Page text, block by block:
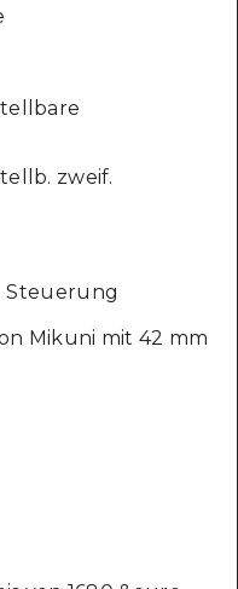
zweif.
Steuerung
Mikuni mit 42 mm